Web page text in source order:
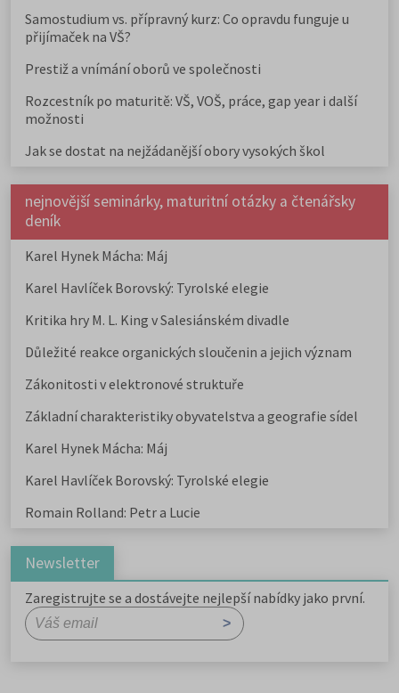
Samostudium vs. přípravný kurz: Co opravdu funguje u
přijímaček na VŠ?
Prestiž a vnímání oborů ve společnosti
Rozcestník po maturitě: VŠ, VOŠ, práce, gap year i další
možnosti
Jak se dostat na nejžádanější obory vysokých škol
nejnovější seminárky, maturitní otázky a čtenářsky
deník
Karel Hynek Mácha: Máj
Karel Havlíček Borovský: Tyrolské elegie
Kritika hry M. L. King v Salesiánském divadle
Důležité reakce organických sloučenin a jejich význam
Zákonitosti v elektronové struktuře
Základní charakteristiky obyvatelstva a geografie sídel
Karel Hynek Mácha: Máj
Karel Havlíček Borovský: Tyrolské elegie
Romain Rolland: Petr a Lucie
Newsletter
Zaregistrujte se a dostávejte nejlepší nabídky jako první.